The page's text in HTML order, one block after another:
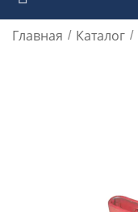
Главная / Каталог /